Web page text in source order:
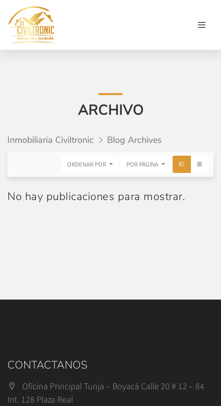
ARCHIVO
Inmobiliaria Civiltronic Blog Archives
ORDENAR POR POR PÁGINA
No hay publicaciones para mostrar.
CONTACTANOS
Oficina Principal Tunja – Boyacá Calle 20 # 12 – 84
Int. 128 Plaza Real